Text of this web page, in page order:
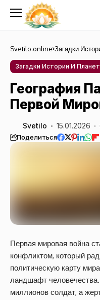
Svetilo.online Загадки
Загадки Истории И
География
Первой
Svetilo 15.01.2026
Поделиться
Первая мировая война
конфликтом, который
политическую карту
ландшафт
миллионов солдат, а